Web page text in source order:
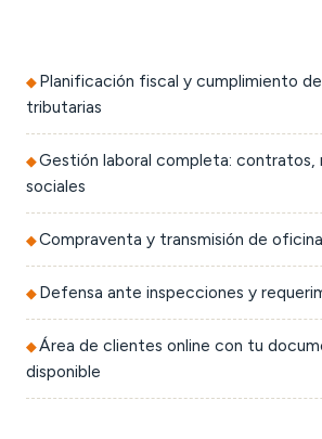
Planificación fiscal y cumplimiento
tributarias
Gestión laboral completa: contratos,
sociales
Compraventa y transmisión de
Defensa ante inspecciones y
Área de clientes online con tu
disponible